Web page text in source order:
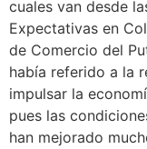
cuales van desde
Expectativas en
de Comercio del
había referido a la
impulsar la
pues las
han mejorado